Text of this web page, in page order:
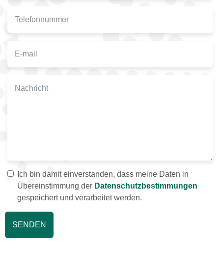
Ich bin damit einverstanden, dass meine Daten in
Übereinstimmung der Datenschutzbestimmungen
gespeichert und verarbeitet werden.
SENDEN